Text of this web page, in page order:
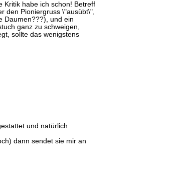
Kritik habe ich schon! Betreff
den Pioniergruss \"ausübt\",
Daumen???), und ein
ganz zu schweigen,
sollte das wenigstens
und natürlich
dann sendet sie mir an